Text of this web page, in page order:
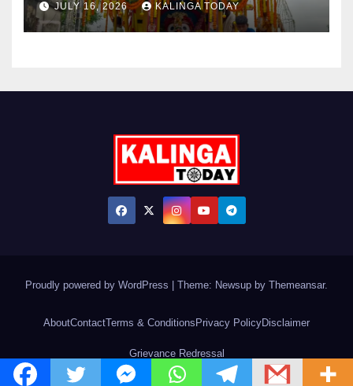
JULY 16, 2026 KALINGA TODAY
Proudly powered by WordPress Theme: Newsup by Themeansar.
AboutContactTerms & Conditions Privacy PolicyDisclaimer
Grievance Redressal